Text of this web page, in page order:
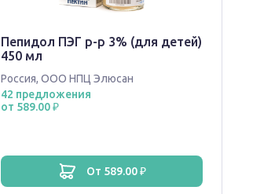
Пепидол ПЭГ р-р 3% (для детей)
450 мл
Россия,ООО НПЦ Элюсан
42 предложения
от 589.00 ₽
от 589.00 ₽